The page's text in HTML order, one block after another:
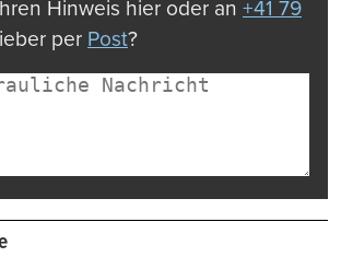
Hinweis hier oder an +41 79
per Post?